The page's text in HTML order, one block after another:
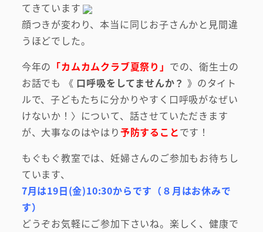
てきています
顔つきが変わり、本当に同じお子さんかと見間違
うほどでした。
今年の 「カムカムクラブ夏祭り」 での、衛生士の
お話でも 《 口呼吸をしてませんか？》のタイト
ルで、子どもたちに分かりやすく口呼吸がなぜい
けないか！〉について、話させていただきます
が、大事なのはやはり予防することです！
もぐもぐ教室では、妊婦さんのご参加もお待ちし
ています、
7月は19日(金)10:30からです（８月はお休みで
す）
どうぞお気軽にご参加下さいね。楽しく、健康で